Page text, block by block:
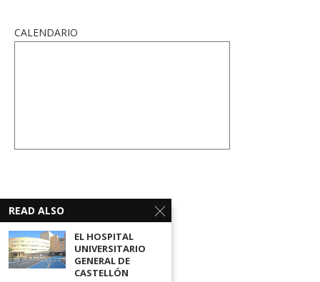
CALENDARIO
READ ALSO
EL HOSPITAL
UNIVERSITARIO
GENERAL DE
CASTELLÓN